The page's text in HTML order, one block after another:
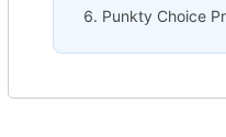
Punkty Choice